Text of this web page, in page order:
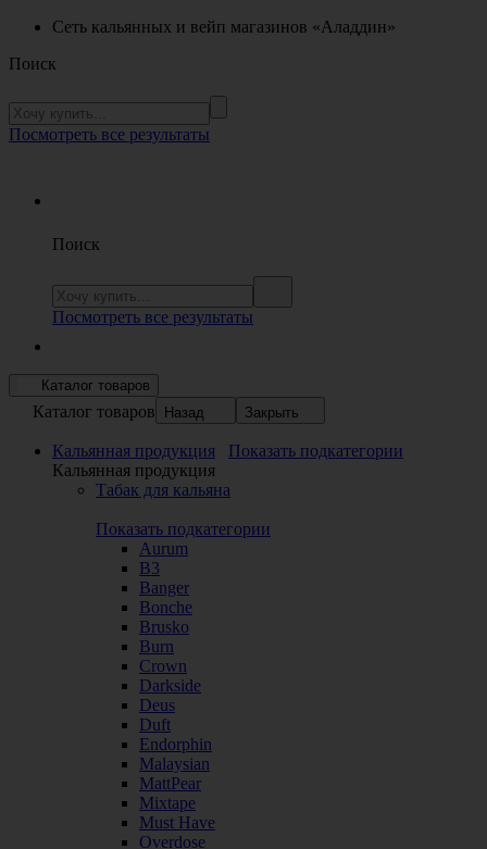
Сеть кальянных и вейп магазинов «Аладдин»
Поиск
Посмотреть все результаты
Поиск
Посмотреть все результаты
Каталог товаров
Каталог товаров Назад Закрыть
Кальянная продукция
Показать подкатегории
Кальянная продукция
Табак для кальяна
Показать подкатегории
Aurum
B3
Banger
Bonche
Brusko
Burn
Crown
Darkside
Deus
Duft
Endorphin
Malaysian
MattPear
Mixtape
Must Have
Overdose